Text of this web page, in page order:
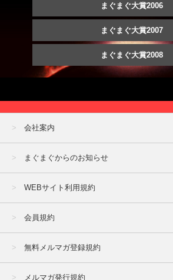
まぐまぐ大賞2006
まぐまぐ大賞2007
まぐまぐ大賞2008
会社案内
まぐまぐからのお知らせ
WEBサイト利用規約
会員規約
無料メルマガ登録規約
メルマガ発行規約